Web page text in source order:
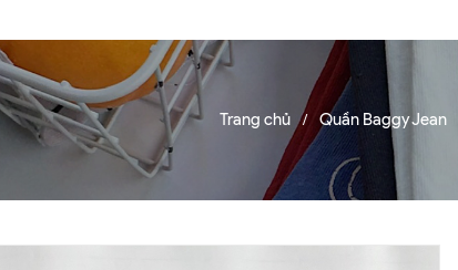
Trang chủ / Quần Baggy Jean